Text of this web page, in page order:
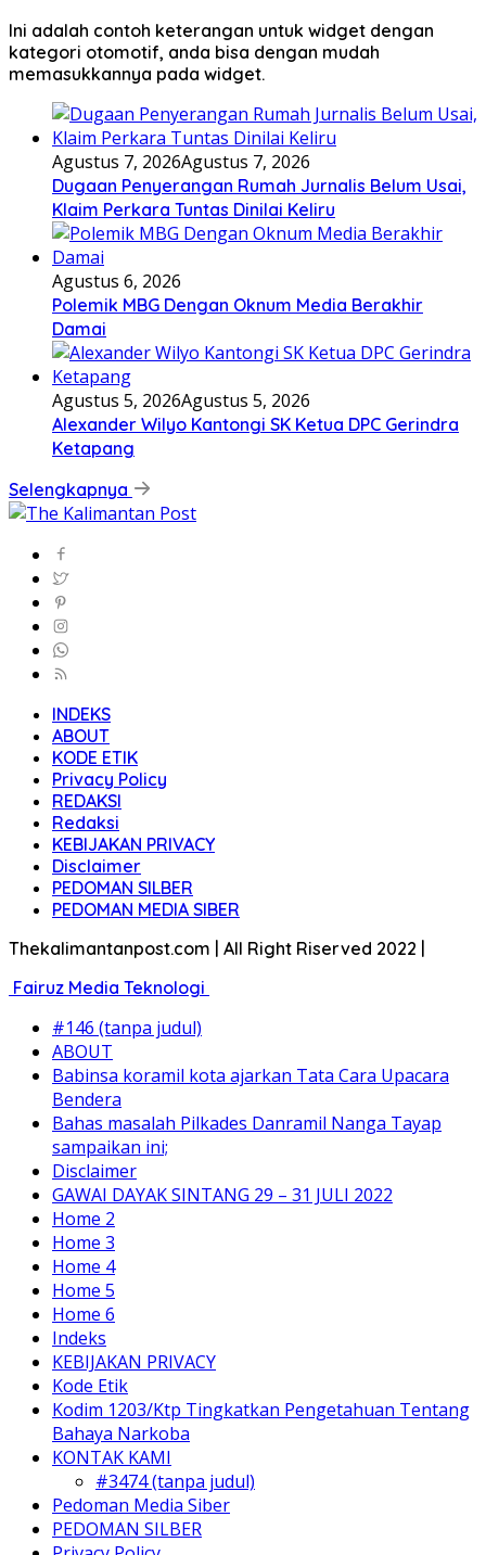
Ini adalah contoh keterangan untuk widget dengan
kategori otomotif, anda bisa dengan mudah
memasukkannya pada widget.
Agustus 7, 2026Agustus 7, 2026
Dugaan Penyerangan Rumah Jurnalis Belum Usai,
Klaim Perkara Tuntas Dinilai Keliru
Agustus 6, 2026
Polemik MBG Dengan Oknum Media Berakhir
Damai
Agustus 5, 2026Agustus 5, 2026
Alexander Wilyo Kantongi SK Ketua DPC Gerindra
Ketapang
Selengkapnya
INDEKS
ABOUT
KODE ETIK
Privacy Policy
REDAKSI
Redaksi
KEBIJAKAN PRIVACY
Disclaimer
PEDOMAN SILBER
PEDOMAN MEDIA SIBER
Thekalimantanpost.com | All Right Riserved 2022 |
Fairuz Media Teknologi
#146 (tanpa judul)
ABOUT
Babinsa koramil kota ajarkan Tata Cara Upacara
Bendera
Bahas masalah Pilkades Danramil Nanga Tayap
sampaikan ini;
Disclaimer
GAWAI DAYAK SINTANG 29 – 31 JULI 2022
Home 2
Home 3
Home 4
Home 5
Home 6
Indeks
KEBIJAKAN PRIVACY
Kode Etik
Kodim 1203/Ktp Tingkatkan Pengetahuan Tentang
Bahaya Narkoba
KONTAK KAMI
#3474 (tanpa judul)
Pedoman Media Siber
PEDOMAN SILBER